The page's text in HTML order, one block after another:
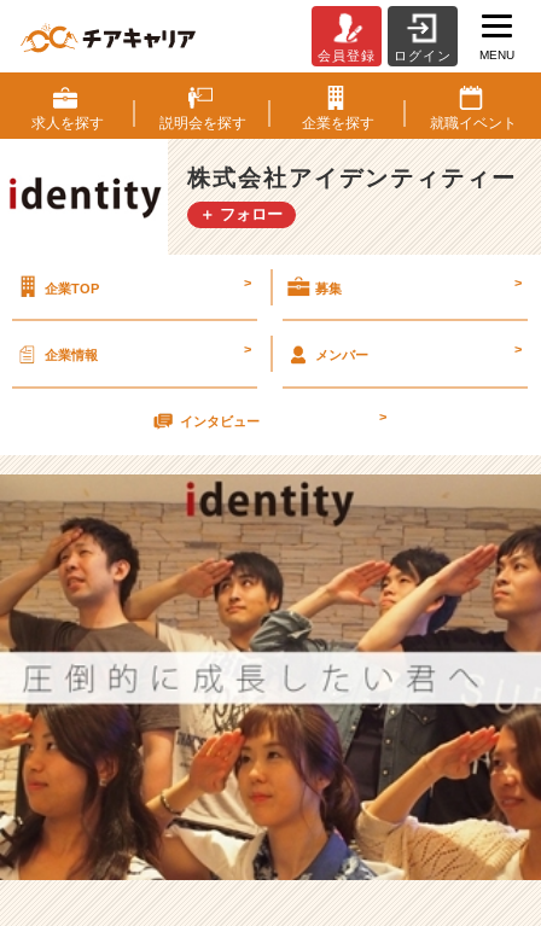
月
1
4
日
カ
ジ
会
明
会
(๑
^
o
^
๑)
۶
【株
式
会
社
ア
イ
ン
テ
テ
会員登録 ログイン MENU
求人を探す 説明会を探す 企業を探す 就職イベント
株式会社アイデンティティー
＋ フォロー
企業TOP > 募集 >
企業情報 > メンバー >
インタビュー >